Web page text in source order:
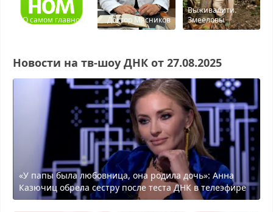
О самом главном Доктор Мясников
Выживалити.
Змееловы
Новости на тв-шоу ДНК от 27.08.2025
«У папы была любовница, она родила дочь»: Анна
Казючиц обрела сестру после теста ДНК в телеэфире